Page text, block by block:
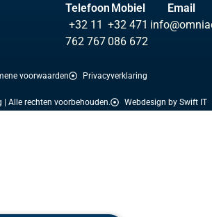
Telefoon
+32 11
762 767
Mobiel
+32 471
086 672
Email
Alle rechten voorbehouden. Webdesign by Swift IT
voorwaarden Privacyverklaring